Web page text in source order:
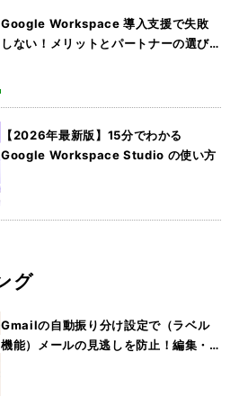
Google Workspace 導入支援で失敗
しない！メリットとパートナーの選び
【2026年最新版】15分でわかる
Google Workspace Studio の使い方
グ
Gmailの自動振り分け設定で（ラベル
機能）メールの見逃しを防止！編集・